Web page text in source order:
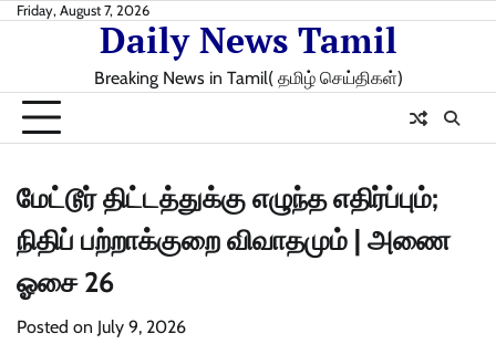
SkipFriday, August 7, 2026
Daily News Tamil
Breaking News in Tamil( தமிழ் செய்திகள்)
மேட்டூர் திட்டத்துக்கு எழுந்த எதிர்ப்பும்;
நிதிப் பற்றாக்குறை விவாதமும் | அணை
ஓசை 26
Posted on July 9, 2026